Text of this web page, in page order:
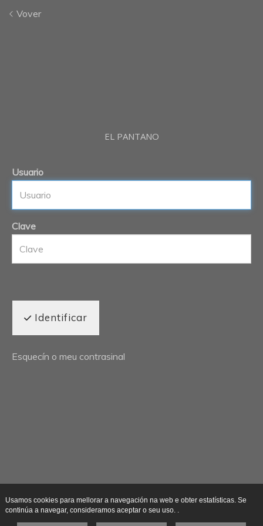
Vover
EL PANTANO
Usuario
Clave
Identificar
Esquecín o meu contrasinal
Usamos cookies para mellorar a navegación na web e obter estatísticas. Se
continúa a navegar, consideramos aceptar o seu uso. .